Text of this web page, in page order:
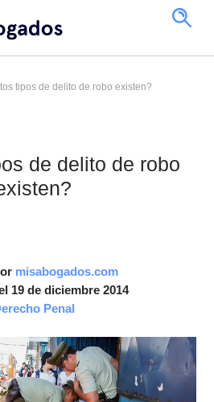
tipos de delito de robo existen?
de delito de robo
misabogados.com
19 de diciembre 2014
Penal